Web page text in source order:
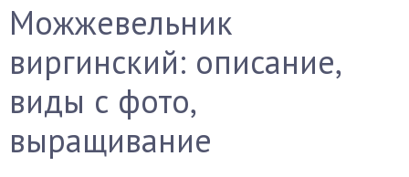
Можжевельник
виргинский: описание,
виды с фото,
выращивание